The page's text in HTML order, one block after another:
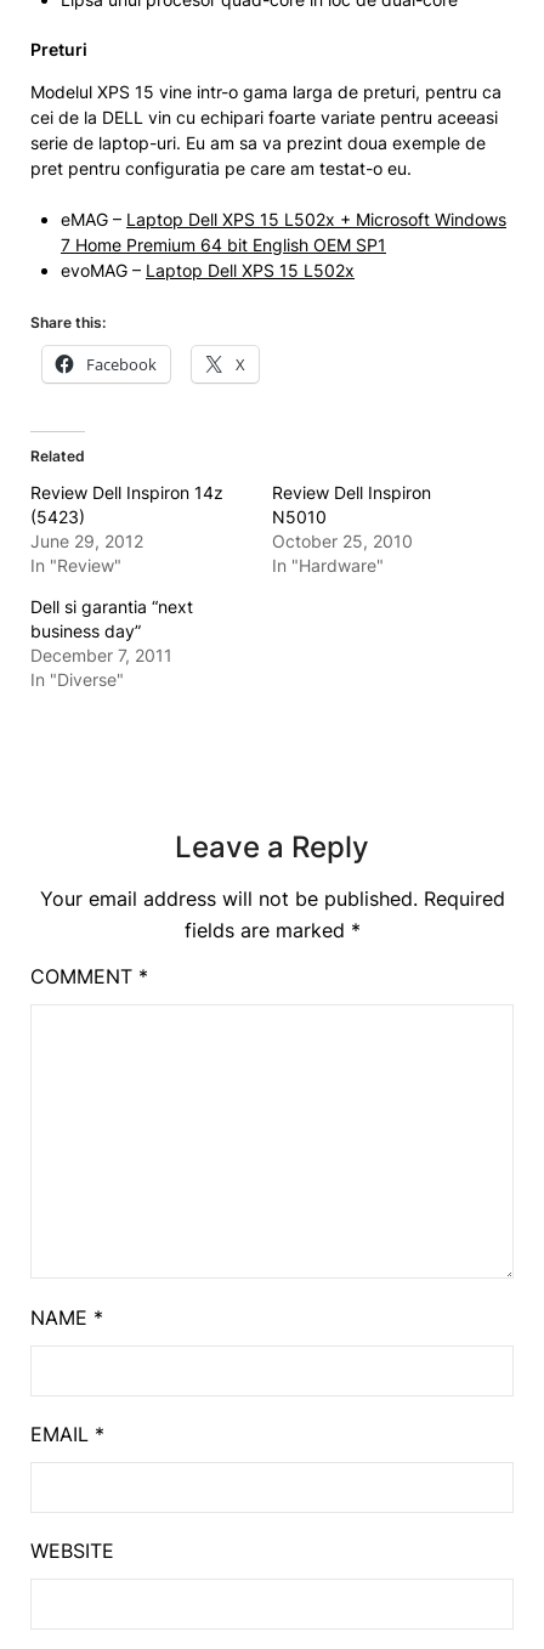
Preturi
Modelul XPS 15 vine intr-o gama larga de preturi, pentru ca
cei de la DELL vin cu echipari foarte variate pentru aceeasi
serie de laptop-uri. Eu am sa va prezint doua exemple de
pret pentru configuratia pe care am testat-o eu.
eMAG – Laptop Dell XPS 15 L502x + Microsoft Windows
7 Home Premium 64 bit English OEM SP1
evoMAG – Laptop Dell XPS 15 L502x
Share this:
Facebook X
Related
Review Dell Inspiron 14z
(5423)
June 29, 2012
In "Review"
Review Dell Inspiron
N5010
October 25, 2010
In "Hardware"
Dell si garantia “next
business day”
December 7, 2011
In "Diverse"
Leave a Reply
Your email address will not be published. Required
fields are marked *
COMMENT *
NAME *
EMAIL *
WEBSITE